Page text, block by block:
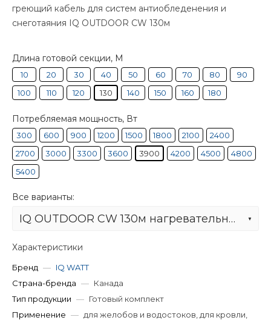
греющий кабель для систем антиобледенения и
снеготаяния IQ OUTDOOR CW 130м
Длина готовой секции, М
10 20 30 40 50 60 70 80
90
100
110 120 130 140 150 160 180
Потребляемая мощность, Вт
300 600 900 1200 1500 1800 2100
2400
2700
3000 3300 3600 3900 4200 4500
4800
5400
Все варианты:
IQ OUTDOOR CW 130м нагревательная секция
Характеристики
Бренд — IQ WATT
Страна-бренда — Канада
Тип продукции — Готовый комплект
Применение — для желобов и водостоков, для кровли,